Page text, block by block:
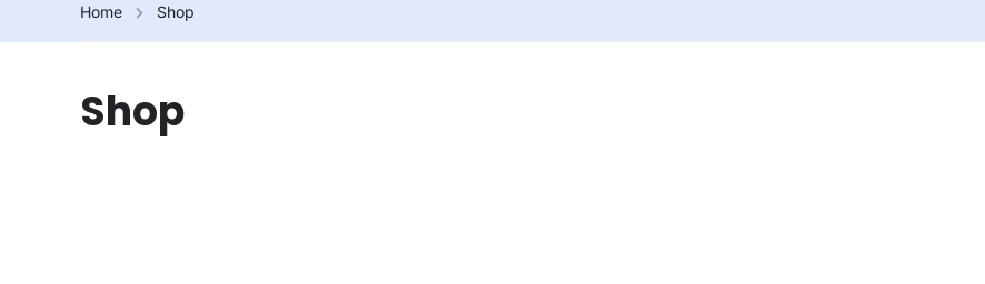
Home Shop
Shop